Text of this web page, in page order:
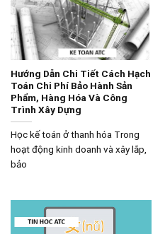
Hướng Dẫn Chi Tiết Cách Hạch
Toán Chi Phí Bảo Hành Sản
Phẩm, Hàng Hóa Và Công
Trình Xây Dựng
Học kế toán ở thanh hóa Trong
hoạt động kinh doanh và xây lắp,
bảo